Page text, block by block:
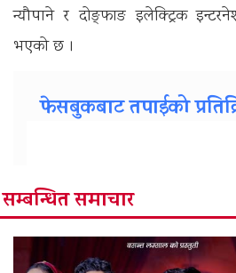
न्यौपाने र दोङ्फाङ इलेक्ट्रिक
भएको छ ।
फेसबुकबाट तपाईको
सम्बन्धित समाचार